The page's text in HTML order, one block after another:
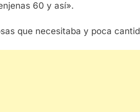
60 y así».
que necesitaba y poca